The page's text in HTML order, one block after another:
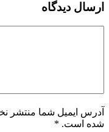
ارسال دیدگاه
آدرس ایمیل شما منتشر
شده است. *